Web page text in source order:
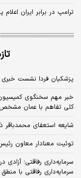
ترامپ در برابر ایران اعلام
پزشکیان فردا نشست خبری
خبر مهم سخنگوی کمیسیون
کلی تفاهم با عمان
شایعه استعفای محمدباقر
توئیت معنادار معاون
سرمایه‌داری رفاقتی؛ آزادی
سرمایه‌داری رفاقتی با منطق